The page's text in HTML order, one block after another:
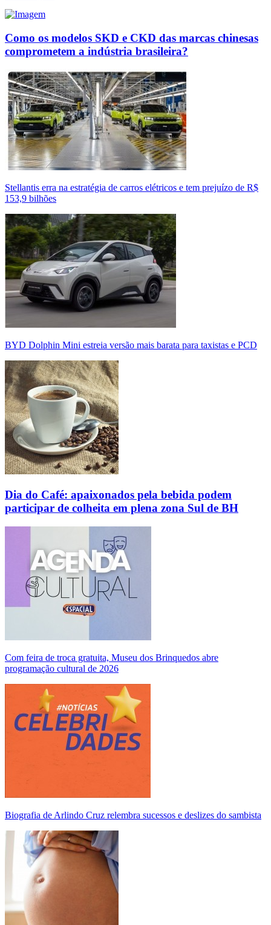
Como os modelos SKD e CKD das marcas chinesas
comprometem a indústria brasileira?
Stellantis erra na estratégia de carros elétricos e tem prejuízo de R$
153,9 bilhões
BYD Dolphin Mini estreia versão mais barata para taxistas e PCD
Dia do Café: apaixonados pela bebida podem
participar de colheita em plena zona Sul de BH
Com feira de troca gratuita, Museu dos Brinquedos abre
programação cultural de 2026
Biografia de Arlindo Cruz relembra sucessos e deslizes do sambista